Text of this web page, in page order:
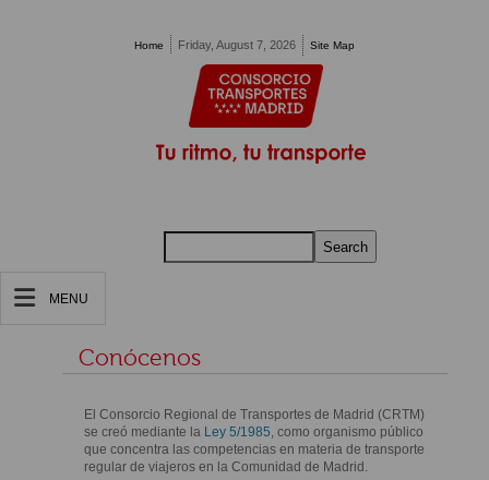
Home Friday, August 7, 2026 Site Map
Search
MENU
Conócenos
El Consorcio Regional de Transportes de Madrid (CRTM)
se creó mediante la Ley 5/1985 , como organismo público
que concentra las competencias en materia de transporte
regular de viajeros en la Comunidad de Madrid.